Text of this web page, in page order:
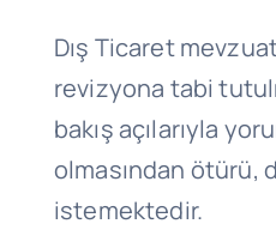
Dış Ticaret
revizyona tabi
bakış açılarıyla
olmasından ötürü,
istemektedir.